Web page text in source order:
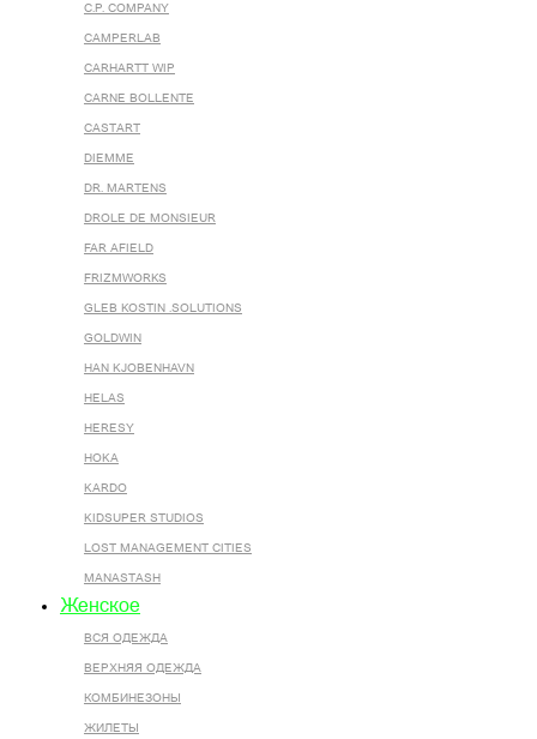
C.P. COMPANY
CAMPERLAB
CARHARTT WIP
CARNE BOLLENTE
CASTART
DIEMME
DR. MARTENS
DROLE DE MONSIEUR
FAR AFIELD
FRIZMWORKS
GLEB KOSTIN .SOLUTIONS
GOLDWIN
HAN KJOBENHAVN
HELAS
HERESY
HOKA
KARDO
KIDSUPER STUDIOS
LOST MANAGEMENT CITIES
MANASTASH
Женское
ВСЯ ОДЕЖДА
ВЕРХНЯЯ ОДЕЖДА
КОМБИНЕЗОНЫ
ЖИЛЕТЫ